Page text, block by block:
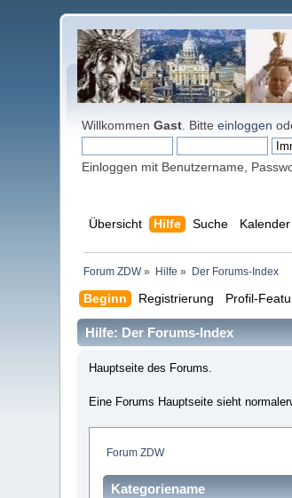
WillkommenGast . Bitteeinloggen
Einloggen mit Benutzername,
Übersicht Hilfe Suche Kalender
Forum ZDW» Hilfe » Der Forums-Index
Beginn Registrierung Profil-
Hilfe: Der Forums-Index
Hauptseite des Forums.
Eine Forums Hauptseite sieht
Forum ZDW
Kategoriename